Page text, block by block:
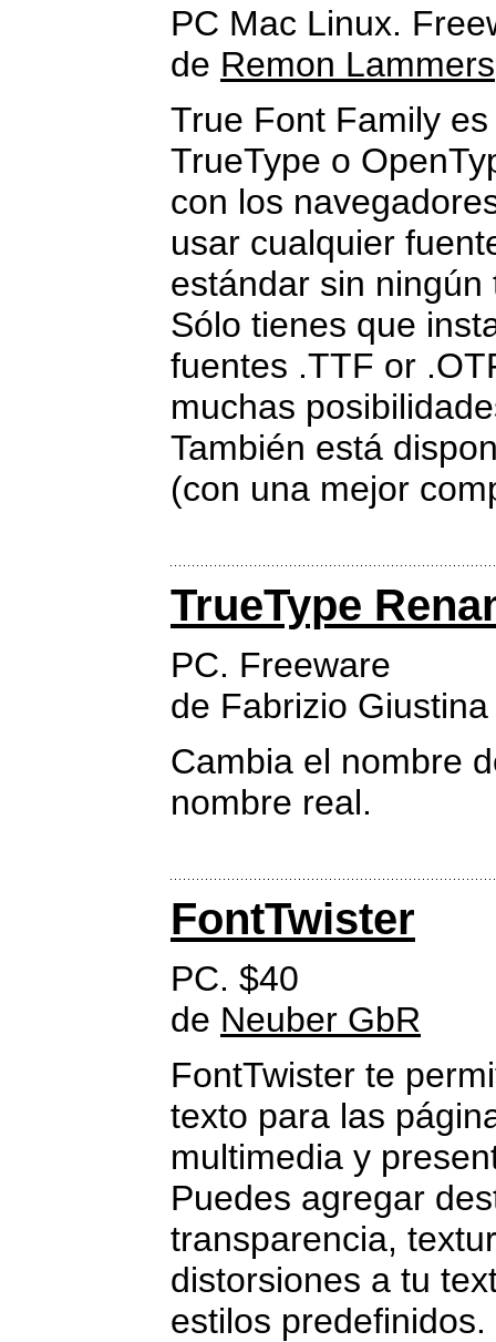
PC Mac Linux.
de Remon Lammers
True Font Family
TrueType o
con los
usar cualquier
estándar sin
Sólo tienes que
fuentes .TTF or
muchas
También está
(con una mejor
TrueType
PC. Freeware
de Fabrizio Giustina
Cambia el nombre
nombre real.
FontTwister
PC. $40
de Neuber GbR
FontTwister te
texto para las
multimedia y
Puedes agregar
transparencia,
distorsiones a tu
estilos predefinidos.